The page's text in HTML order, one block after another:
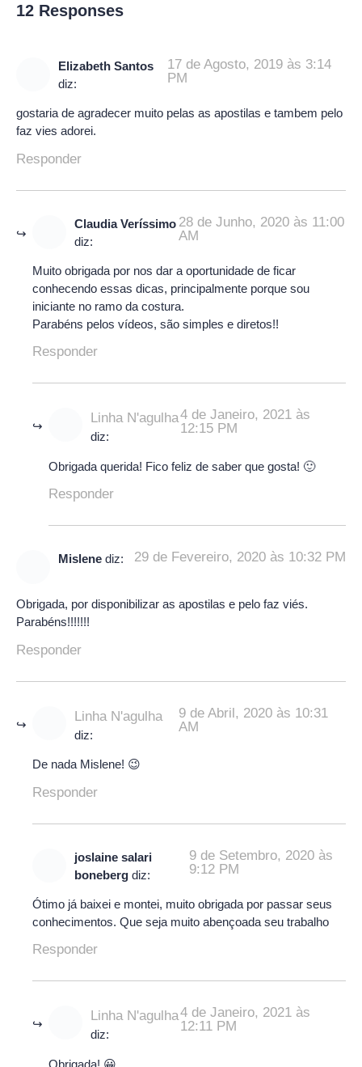
12 Responses
Elizabeth Santos
diz:
17 de Agosto, 2019 às 3:14
PM
gostaria de agradecer muito pelas as apostilas e tambem pelo
faz vies adorei.
Responder
Claudia Veríssimo
diz:
28 de Junho, 2020 às 11:00
AM
Muito obrigada por nos dar a oportunidade de ficar
conhecendo essas dicas, principalmente porque sou
iniciante no ramo da costura.
Parabéns pelos vídeos, são simples e diretos!!
Responder
Linha N'agulha
diz:
4 de Janeiro, 2021 às
12:15 PM
Obrigada querida! Fico feliz de saber que gosta! 🙂
Responder
Mislene diz: 29 de Fevereiro, 2020 às 10:32 PM
Obrigada, por disponibilizar as apostilas e pelo faz viés.
Parabéns!!!!!!!
Responder
Linha N'agulha
diz:
9 de Abril, 2020 às 10:31
AM
De nada Mislene! 😉
Responder
joslaine salari
boneberg diz:
9 de Setembro, 2020 às
9:12 PM
Ótimo já baixei e montei, muito obrigada por passar seus
conhecimentos. Que seja muito abençoada seu trabalho
Responder
Linha N'agulha
diz:
4 de Janeiro, 2021 às
12:11 PM
Obrigada! 😀